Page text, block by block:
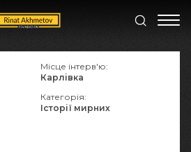
Місце інтерв'ю:
Карлівка
Категорія:
Історії мирних